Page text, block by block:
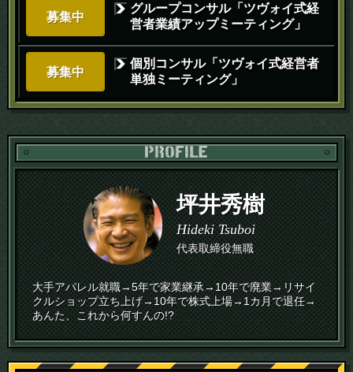
募集中
グループコンサル「ツヴォイ式経
営者業績アップミーティング」
募集中
個別コンサル「ツヴォイ式経営者
単独ミーティング」
坪井秀樹
Hideki Tsuboi
代表取締役無職
大手アパレル就職→5年で家業継承→10年で廃業→リサイ
クルショップ立ち上げ→10年で株式上場→1カ月で退任→
あんた、これから何すんの!?